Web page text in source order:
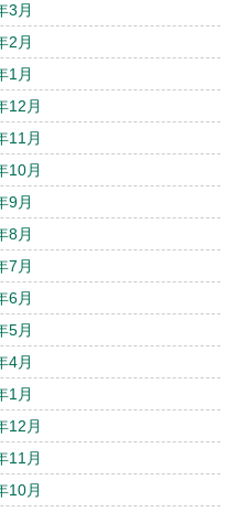
3月
2月
1月
12月
11月
10月
9月
8月
7月
6月
5月
4月
1月
12月
11月
10月